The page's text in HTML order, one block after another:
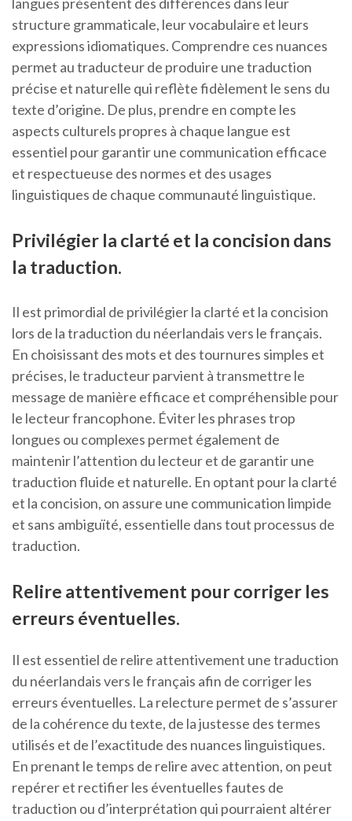
structure grammaticale, leur vocabulaire et leurs
expressions idiomatiques. Comprendre ces nuances
permet au traducteur de produire une traduction
précise et naturelle qui reflète fidèlement le sens du
texte d’origine. De plus, prendre en compte les
aspects culturels propres à chaque langue est
essentiel pour garantir une communication efficace
et respectueuse des normes et des usages
linguistiques de chaque communauté linguistique.
Privilégier la clarté et la concision dans
la traduction.
Il est primordial de privilégier la clarté et la concision
lors de la traduction du néerlandais vers le français.
En choisissant des mots et des tournures simples et
précises, le traducteur parvient à transmettre le
message de manière efficace et compréhensible pour
le lecteur francophone. Éviter les phrases trop
longues ou complexes permet également de
maintenir l’attention du lecteur et de garantir une
traduction fluide et naturelle. En optant pour la clarté
et la concision, on assure une communication limpide
et sans ambiguïté, essentielle dans tout processus de
traduction.
Relire attentivement pour corriger les
erreurs éventuelles.
Il est essentiel de relire attentivement une traduction
du néerlandais vers le français afin de corriger les
erreurs éventuelles. La relecture permet de s’assurer
de la cohérence du texte, de la justesse des termes
utilisés et de l’exactitude des nuances linguistiques.
En prenant le temps de relire avec attention, on peut
repérer et rectifier les éventuelles fautes de
traduction ou d’interprétation qui pourraient altérer